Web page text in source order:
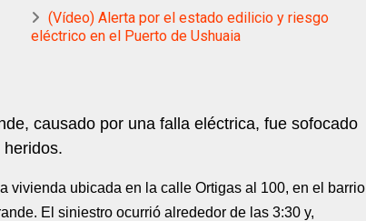
(Vídeo) Alerta por el estado edilicio y riesgo
eléctrico en el Puerto de Ushuaia
causado por una falla eléctrica, fue sofocado
vivienda ubicada en la calle Ortigas al 100, en el barrio
El siniestro ocurrió alrededor de las 3:30 y,